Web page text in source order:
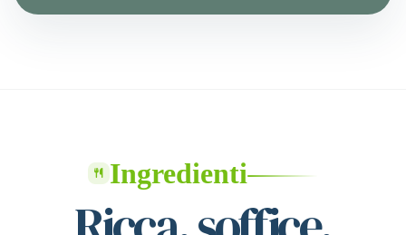
Ingredienti